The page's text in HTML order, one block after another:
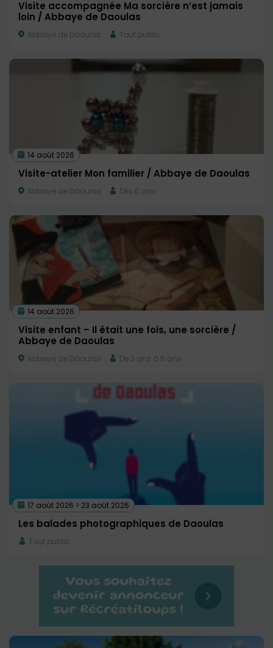
Visite accompagnée Ma sorcière n’est jamais
loin / Abbaye de Daoulas
Abbaye de Daoulas Tout public
14 août 2026
Visite-atelier Mon familier / Abbaye de Daoulas
Abbaye de Daoulas Dès 6 ans
14 août 2026
Visite enfant – Il était une fois, une sorcière /
Abbaye de Daoulas
Abbaye de Daoulas De 3 ans à 6 ans
17 août 2026 > 23 août 2026
Les balades photographiques de Daoulas
Tout public